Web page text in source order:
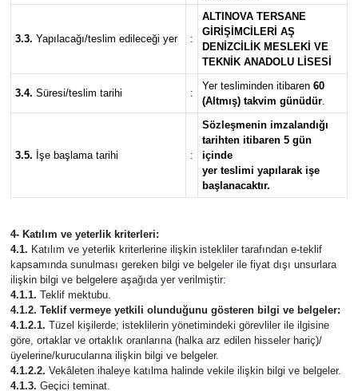
3.3. Yapılacağı/teslim edileceği yer :
ALTINOVA TERSANE
Gİ RİŞİ MCİ LERİ AŞ
DEN ZCİ Lİ K MESLEKİ VE
TEKN K ANADOLU Lİ SES
3.4. Süresi/teslim tarihi :
Yer tesliminden itibaren 60
(Altmış) takvim günüdür.
3.5. İşe başlama tarihi :
Sözleşmenin imzaland ığı
tarihten itibaren 5 gün
içinde
yer teslimi yapı larak işe
başlanacaktır.
4- Katı ım ve yeterlik kriterleri:
4.1. Katılım ve yeterlik kriterlerine ilişkin istekliler tarafından e-teklif
kapsamında sunulması gereken bilgi ve belgeler ile fiyat dışı unsurlara
ilişkin bilgi ve belgelere aşağıda yer verilmiştir:
4.1.1. Teklif mektubu.
4.1.2. Teklif vermeye yetkili olunduğunu gösteren bilgi ve belgeler:
4.1.2.1. Tüzel kişilerde; isteklilerin yönetimindeki görevliler ile ilgisine
göre, ortaklar ve ortaklık oranlarına (halka arz edilen hisseler hariç)/
üyelerine/kurucularına ilişkin bilgi ve belgeler.
4.1.2.2. Vekâleten ihaleye katılma halinde vekile ilişkin bilgi ve belgeler.
4.1.3. Geçici teminat.